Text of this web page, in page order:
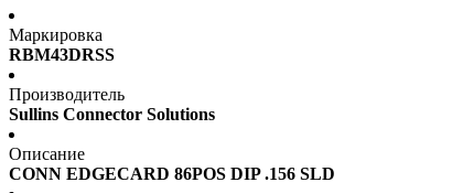
Маркировка
RBM43DRSS
Производитель
Sullins Connector Solutions
Описание
CONN EDGECARD 86POS DIP .156 SLD